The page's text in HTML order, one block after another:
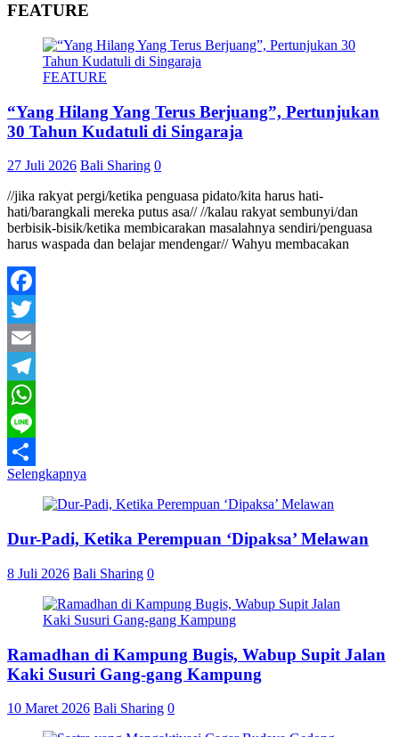
FEATURE
FEATURE
“Yang Hilang Yang Terus Berjuang”, Pertunjukan
30 Tahun Kudatuli di Singaraja
27 Juli 2026 Bali Sharing 0
//jika rakyat pergi/ketika penguasa pidato/kita harus hati-
hati/barangkali mereka putus asa// //kalau rakyat sembunyi/dan
berbisik-bisik/ketika membicarakan masalahnya sendiri/penguasa
harus waspada dan belajar mendengar// Wahyu membacakan
Facebook
Twitter
Email
Telegram
WhatsApp
Line
Share
Selengkapnya
Dur-Padi, Ketika Perempuan ‘Dipaksa’ Melawan
8 Juli 2026 Bali Sharing 0
Ramadhan di Kampung Bugis, Wabup Supit Jalan
Kaki Susuri Gang-gang Kampung
10 Maret 2026 Bali Sharing 0